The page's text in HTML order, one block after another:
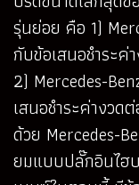
รุ่นย่อย คือ 1)
กับข้อเสนอชำระ
2) Mercedes-
เสนอชำระค่างว
ด้วย Mercedes-
ยมแบบปลั๊กอินไฮ